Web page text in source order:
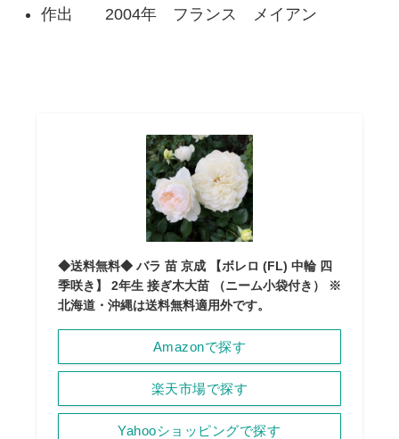
作出 2004年 フランス メイアン
◆送料無料◆ バラ 苗 京成 【ボレロ (FL) 中輪 四
季咲き】 2年生 接ぎ木大苗 （ニーム小袋付き） ※
北海道・沖縄は送料無料適用外です。
Amazonで探す
楽天市場で探す
Yahooショッピングで探す